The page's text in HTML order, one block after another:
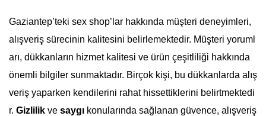
Gaziantep’teki sex shop’lar hakkında müşteri deneyimleri,
alışveriş sürecinin kalitesini belirlemektedir. Müşteri yoruml
arı, dükkanların hizmet kalitesi ve ürün çeşitliliği hakkında
önemli bilgiler sunmaktadır. Birçok kişi, bu dükkanlarda alış
veriş yaparken kendilerini rahat hissettiklerini belirtmektedi
r. Gizlilik ve saygı konularında sağlanan güvence, alışveriş